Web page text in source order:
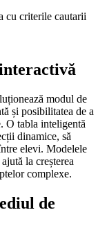
cu criterile cautarii
modul de
și posibilitatea de a
O tabla inteligentă
dinamice, să
elevi. Modelele
la creșterea
complexe.
de